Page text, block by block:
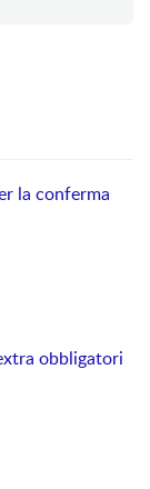
la conferma
obbligatori